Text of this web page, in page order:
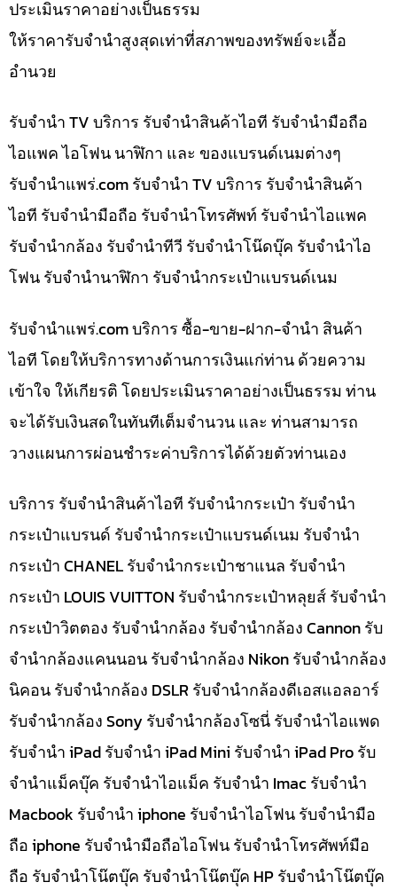
ประเมินราคาอย่างเป็นธรรม
ให้ราคารับจำนำสูงสุดเท่าที่สภาพของทรัพย์จะเอื้อ
อำนวย
รับจำนำ TV บริการ รับจำนำสินค้าไอที รับจำนำมือถือ
ไอแพค ไอโฟน นาฬิกา และ ของแบรนด์เนมต่างๆ
รับจํานําแพร่.com รับจำนำ TV บริการ รับจำนำสินค้า
ไอที รับจำนำมือถือ รับจำนำโทรศัพท์ รับจำนำไอแพค
รับจำนำกล้อง รับจำนำทีวี รับจำนำโน๊ดบุ๊ค รับจำนำไอ
โฟน รับจำนำนาฬิกา รับจำนำกระเป๋าแบรนด์เนม
รับจํานําแพร่.com บริการ ซื้อ-ขาย-ฝาก-จำนำ สินค้า
ไอที โดยให้บริการทางด้านการเงินแก่ท่าน ด้วยความ
เข้าใจ ให้เกียรติ โดยประเมินราคาอย่างเป็นธรรม ท่าน
จะได้รับเงินสดในทันทีเต็มจำนวน และ ท่านสามารถ
วางแผนการผ่อนชำระค่าบริการได้ด้วยตัวท่านเอง
บริการ รับจำนำสินค้าไอที รับจำนำกระเป๋า รับจำนำ
กระเป๋าแบรนด์ รับจำนำกระเป๋าแบรนด์เนม รับจำนำ
กระเป๋า CHANEL รับจำนำกระเป๋าชาแนล รับจำนำ
กระเป๋า LOUIS VUITTON รับจำนำกระเป๋าหลุยส์ รับจำนำ
กระเป๋าวิตตอง รับจำนำกล้อง รับจำนำกล้อง Cannon รับ
จำนำกล้องแคนนอน รับจำนำกล้อง Nikon รับจำนำกล้อง
นิคอน รับจำนำกล้อง DSLR รับจำนำกล้องดีเอสแอลอาร์
รับจำนำกล้อง Sony รับจำนำกล้องโซนี่ รับจำนำไอแพด
รับจำนำ iPad รับจำนำ iPad Mini รับจำนำ iPad Pro รับ
จำนำแม็คบุ๊ค รับจำนำไอแม็ค รับจำนำ Imac รับจำนำ
Macbook รับจำนำ iphone รับจำนำไอโฟน รับจำนำมือ
ถือ iphone รับจำนำมือถือไอโฟน รับจำนำโทรศัพท์มือ
ถือ รับจำนำโน๊ตบุ๊ค รับจำนำโน๊ตบุ๊ค HP รับจำนำโน๊ตบุ๊ค